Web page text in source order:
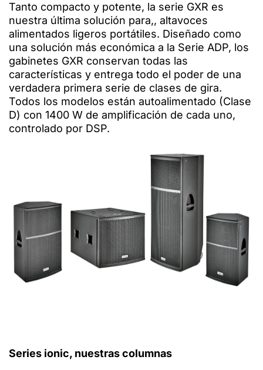
Tanto compacto y potente, la serie GXR es
nuestra última solución para,, altavoces
alimentados ligeros portátiles. Diseñado como
una solución más económica a la Serie ADP, los
gabinetes GXR conservan todas las
características y entrega todo el poder de una
verdadera primera serie de clases de gira.
Todos los modelos están autoalimentado (Clase
D) con 1400 W de amplificación de cada uno,
controlado por DSP.
Series ionic, nuestras columnas